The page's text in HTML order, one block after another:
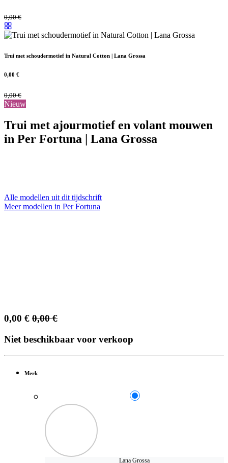
0,00€
Trui met schoudermotief in Natural Cotton | Lana Grossa
0,00 €
0,00€
Nieuw
Trui met ajourmotief en volant mouwen
in Per Fortuna | Lana Grossa
Alle modellen uit dit tijdschrift
Meer modellen in Per Fortuna
0,00 € 0,00€
Niet beschikbaar voor verkoop
Merk
Lana Grossa